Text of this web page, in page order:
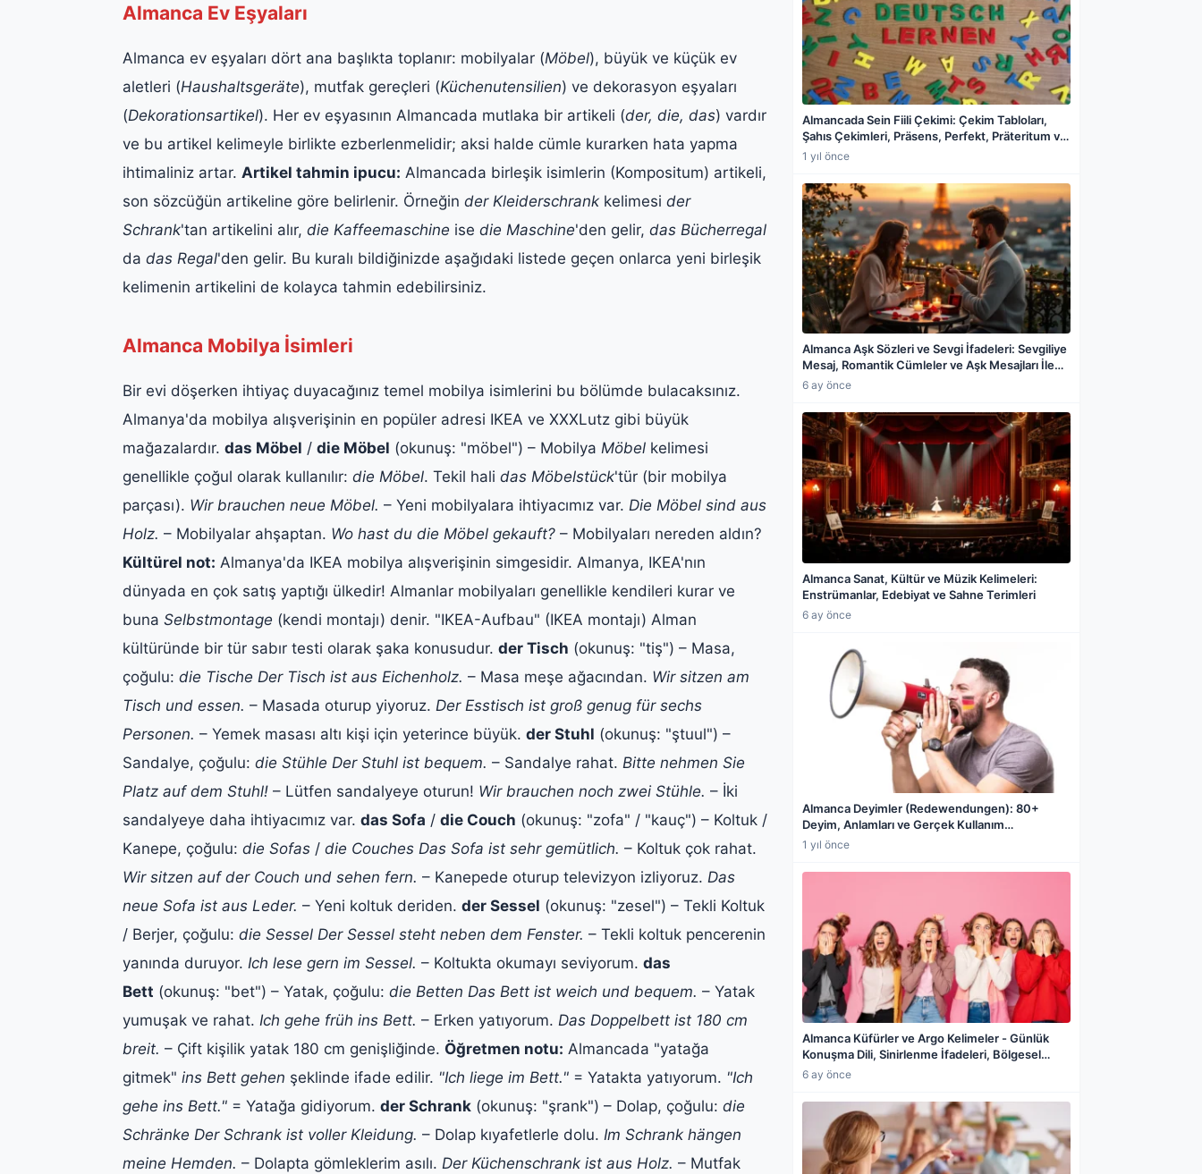
Almanca Ev Eşyaları
Almanca ev eşyaları dört ana başlıkta toplanır: mobilyalar (Möbel), büyük ve küçük ev
aletleri (Haushaltsgeräte), mutfak gereçleri (Küchenutensilien) ve dekorasyon eşyaları
(Dekorationsartikel). Her ev eşyasının Almancada mutlaka bir artikeli (der, die, das) vardır
ve bu artikel kelimeyle birlikte ezberlenmelidir; aksi halde cümle kurarken hata yapma
ihtimaliniz artar. Artikel tahmin ipucu: Almancada birleşik isimlerin (Kompositum) artikeli,
son sözcüğün artikeline göre belirlenir. Örneğin der Kleiderschrank kelimesi der
Schrank'tan artikelini alır, die Kaffeemaschine ise die Maschine'den gelir, das Bücherregal
da das Regal'den gelir. Bu kuralı bildiğinizde aşağıdaki listede geçen onlarca yeni birleşik
kelimenin artikelini de kolayca tahmin edebilirsiniz.
Almanca Mobilya İsimleri
Bir evi döşerken ihtiyaç duyacağınız temel mobilya isimlerini bu bölümde bulacaksınız.
Almanya'da mobilya alışverişinin en popüler adresi IKEA ve XXXLutz gibi büyük
mağazalardır. das Möbel / die Möbel (okunuş: "möbel") – Mobilya Möbel kelimesi
genellikle çoğul olarak kullanılır: die Möbel. Tekil hali das Möbelstück'tür (bir mobilya
parçası). Wir brauchen neue Möbel. – Yeni mobilyalara ihtiyacımız var. Die Möbel sind aus
Holz. – Mobilyalar ahşaptan. Wo hast du die Möbel gekauft? – Mobilyaları nereden aldın?
Kültürel not: Almanya'da IKEA mobilya alışverişinin simgesidir. Almanya, IKEA'nın
dünyada en çok satış yaptığı ülkedir! Almanlar mobilyaları genellikle kendileri kurar ve
buna Selbstmontage (kendi montajı) denir. "IKEA-Aufbau" (IKEA montajı) Alman
kültüründe bir tür sabır testi olarak şaka konusudur. der Tisch (okunuş: "tiş") – Masa,
çoğulu: die Tische Der Tisch ist aus Eichenholz. – Masa meşe ağacından. Wir sitzen am
Tisch und essen. – Masada oturup yiyoruz. Der Esstisch ist groß genug für sechs
Personen. – Yemek masası altı kişi için yeterince büyük. der Stuhl (okunuş: "ştuul") –
Sandalye, çoğulu: die Stühle Der Stuhl ist bequem. – Sandalye rahat. Bitte nehmen Sie
Platz auf dem Stuhl! – Lütfen sandalyeye oturun! Wir brauchen noch zwei Stühle. – İki
sandalyeye daha ihtiyacımız var. das Sofa / die Couch (okunuş: "zofa" / "kauç") – Koltuk /
Kanepe, çoğulu: die Sofas / die Couches Das Sofa ist sehr gemütlich. – Koltuk çok rahat.
Wir sitzen auf der Couch und sehen fern. – Kanepede oturup televizyon izliyoruz. Das
neue Sofa ist aus Leder. – Yeni koltuk deriden. der Sessel (okunuş: "zesel") – Tekli Koltuk
/ Berjer, çoğulu: die Sessel Der Sessel steht neben dem Fenster. – Tekli koltuk pencerenin
yanında duruyor. Ich lese gern im Sessel. – Koltukta okumayı seviyorum. das
Bett (okunuş: "bet") – Yatak, çoğulu: die Betten Das Bett ist weich und bequem. – Yatak
yumuşak ve rahat. Ich gehe früh ins Bett. – Erken yatıyorum. Das Doppelbett ist 180 cm
breit. – Çift kişilik yatak 180 cm genişliğinde. Öğretmen notu: Almancada "yatağa
gitmek" ins Bett gehen şeklinde ifade edilir. "Ich liege im Bett." = Yatakta yatıyorum. "Ich
gehe ins Bett." = Yatağa gidiyorum. der Schrank (okunuş: "şrank") – Dolap, çoğulu: die
Schränke Der Schrank ist voller Kleidung. – Dolap kıyafetlerle dolu. Im Schrank hängen
meine Hemden. – Dolapta gömleklerim asılı. Der Küchenschrank ist aus Holz. – Mutfak
Almancada Sein Fiili Çekimi: Çekim Tabloları,
Şahıs Çekimleri, Präsens, Perfekt, Präteritum ve
Tüm Zamanlarda Kullanımı
1 yıl önce
Almanca Aşk Sözleri ve Sevgi İfadeleri: Sevgiliye
Mesaj, Romantik Cümleler ve Aşk Mesajları İle
Flört Cümleleri
6 ay önce
Almanca Sanat, Kültür ve Müzik Kelimeleri:
Enstrümanlar, Edebiyat ve Sahne Terimleri
6 ay önce
Almanca Deyimler (Redewendungen): 80+
Deyim, Anlamları ve Gerçek Kullanım
Örnekleriyle Tam Rehber
1 yıl önce
Almanca Küfürler ve Argo Kelimeler - Günlük
Konuşma Dili, Sinirlenme İfadeleri, Bölgesel
Farklılıklar ve Diyalog Örnekleri
6 ay önce